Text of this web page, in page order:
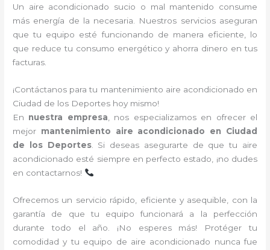
Un aire acondicionado sucio o mal mantenido consume
más energía de la necesaria. Nuestros servicios aseguran
que tu equipo esté funcionando de manera eficiente, lo
que reduce tu consumo energético y ahorra dinero en tus
facturas.
¡Contáctanos para tu mantenimiento aire acondicionado en
Ciudad de los Deportes hoy mismo!
En nuestra empresa , nos especializamos en ofrecer el
mejor mantenimiento aire acondicionado en Ciudad
de los Deportes. Si deseas asegurarte de que tu aire
acondicionado esté siempre en perfecto estado, ¡no dudes
en contactarnos!
Ofrecemos un servicio rápido, eficiente y asequible, con la
garantía de que tu equipo funcionará a la perfección
durante todo el año. ¡No esperes más! Protéger tu
comodidad y tu equipo de aire acondicionado nunca fue